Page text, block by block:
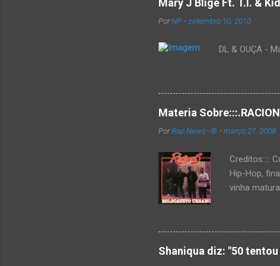
Mary J Blige Ft. T.I. &
PorNP -setembro 10, 2010
DL & OUÇA -
Materia
PorRap News--® -março 27, 2008
Creditos::::
Hip-Hop,
vinha
Como de
brasileiro
rica história
Shaniqua diz: "50